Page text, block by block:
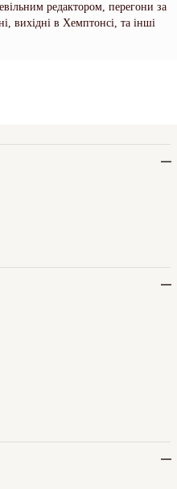
редактором, перегони за
вихідні в Хемптонсі, та інші